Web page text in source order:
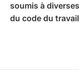
soumis à
du code du